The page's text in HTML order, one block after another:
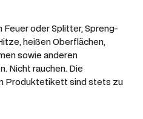
Feuer oder Splitter, Spreng-
heißen Oberflächen,
sowie anderen
Nicht rauchen. Die
Produktetikett sind stets zu